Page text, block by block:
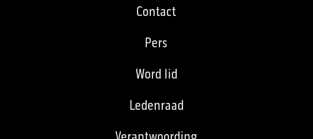
Contact
Pers
Word lid
Ledenraad